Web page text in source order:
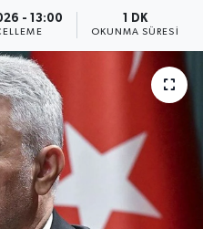
- 13:00 1 DK
OKUNMA SÜRESI